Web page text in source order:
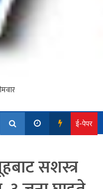
ई-पेपर
सशस्त्र